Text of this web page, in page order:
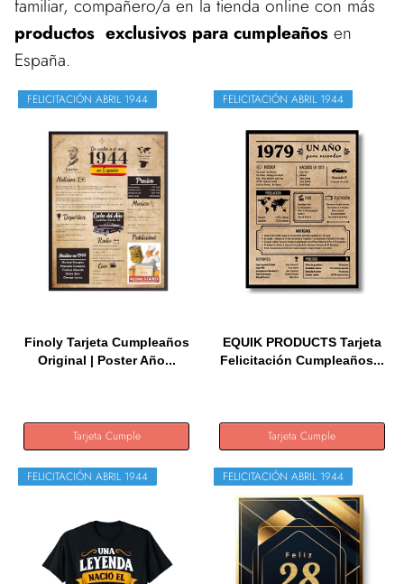
familiar, compañero/a en la tienda online con más
productos exclusivos para cumpleaños en
España.
FELICITACIÓN ABRIL 1944
Finoly Tarjeta Cumpleaños
Original | Poster Año...
Tarjeta Cumple
FELICITACIÓN ABRIL 1944
EQUIK PRODUCTS Tarjeta
Felicitación Cumpleaños...
Tarjeta Cumple
FELICITACIÓN ABRIL 1944 FELICITACIÓN ABRIL 1944